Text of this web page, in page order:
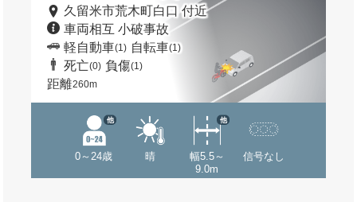
久留米市荒木町白口 付近
車両相互 小破事故
軽自動車(1) 自転車(1)
死亡(0) 負傷(1)
距離260m
0～24歳
他
晴
幅5.5～
9.0m
他
信号なし